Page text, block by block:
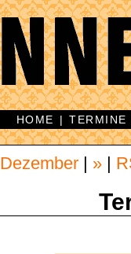
HOME |TERMINE
Dezember »